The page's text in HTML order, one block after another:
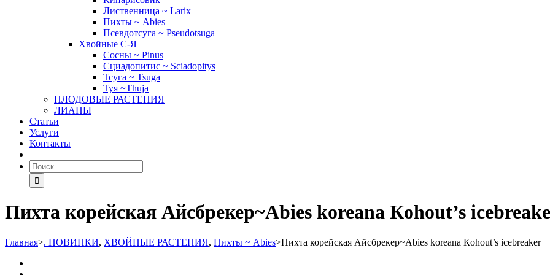
Лиственница ~ Larix
Пихты ~ Abies
Псевдотсуга ~ Pseudotsuga
Хвойные С-Я
Сосны ~ Pinus
Сциадопитис ~ Sciadopitys
Тсуга ~ Tsuga
Туя ~Thuja
ПЛОДОВЫЕ РАСТЕНИЯ
ЛИАНЫ
Статьи
Услуги
Контакты
Пихта корейская Айсбрекер~Аbies koreana Кohout’s
Главная>. НОВИНКИ, ХВОЙНЫЕ РАСТЕНИЯ, Пихты ~ Abies>Пихта корейская Айсбрекер~Аbies koreana Кohout’s icebreaker